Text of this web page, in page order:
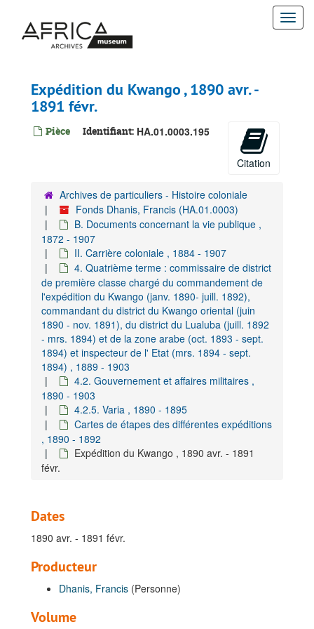
contenu
Expédition du Kwango , 1890 avr. -
1891 févr.
Pièce Identifiant: HA.01.0003.195
Citation
Archives de particuliers - Histoire coloniale
Fonds Dhanis, Francis (HA.01.0003)
B. Documents concernant la vie publique ,
1872 - 1907
II. Carrière coloniale , 1884 - 1907
4. Quatrième terme : commissaire de district
de première classe chargé du commandement de
l'expédition du Kwango (janv. 1890- juill. 1892),
commandant du district du Kwango oriental (juin
1890 - nov. 1891), du district du Lualuba (juill. 1892
- mrs. 1894) et de la zone arabe (oct. 1893 - sept.
1894) et inspecteur de l' Etat (mrs. 1894 - sept.
1894) , 1889 - 1903
4.2. Gouvernement et affaires militaires ,
1890 - 1903
4.2.5. Varia , 1890 - 1895
Cartes de étapes des différentes expéditions
, 1890 - 1892
Expédition du Kwango , 1890 avr. - 1891
févr.
Dates
1890 avr. - 1891 févr.
Producteur
Dhanis, Francis (Personne)
Volume